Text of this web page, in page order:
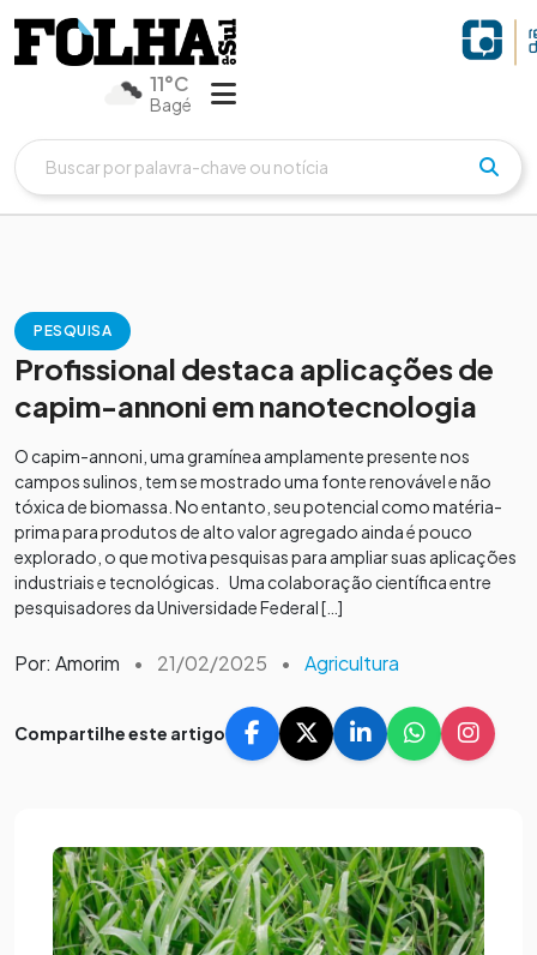
11°C
Bagé
PESQUISA
Profissional destaca aplicações de
capim-annoni em nanotecnologia
O capim-annoni, uma gramínea amplamente presente nos
campos sulinos, tem se mostrado uma fonte renovável e não
tóxica de biomassa. No entanto, seu potencial como matéria-
prima para produtos de alto valor agregado ainda é pouco
explorado, o que motiva pesquisas para ampliar suas aplicações
industriais e tecnológicas. Uma colaboração científica entre
pesquisadores da Universidade Federal […]
Por: Amorim • 21/02/2025 • Agricultura
Compartilhe este artigo